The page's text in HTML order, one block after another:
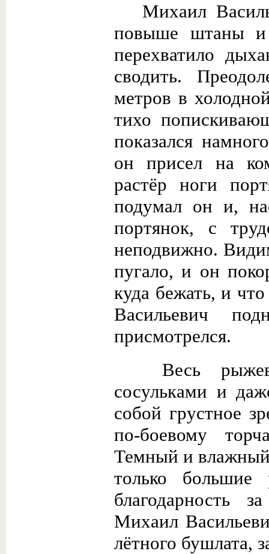
Михаил
повыше штаны и
перехватило
сводить.
метров в
тихо
показался
он присел на
растёр ноги
подумал он и,
портянок, с
неподвижно.
пугало, и он
куда бежать, и
Васильевич
присмотрелся.
Весь
сосульками и
собой грустное
по-боевому
Темный и влажный
только большие
благодарность
Михаил
лётного бушлата,